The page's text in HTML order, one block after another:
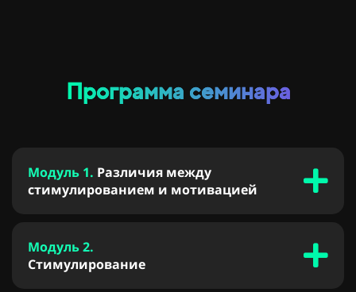
Программа семинара
Модуль 1. Различия между
стимулированием и мотивацией
Модуль 2.
Стимулирование